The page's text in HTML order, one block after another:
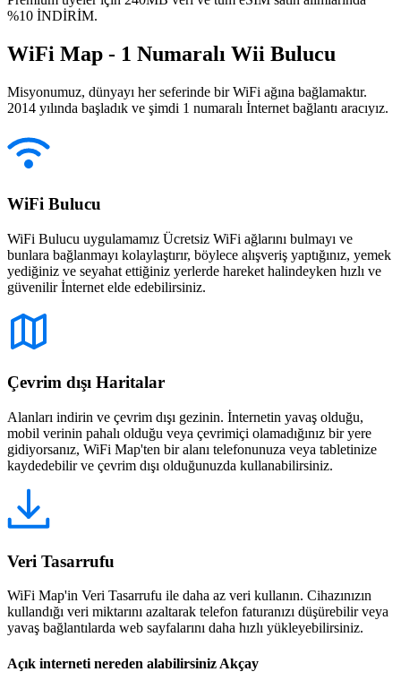
%10 İNDİRİM.
WiFi Map - 1 Numaralı Wii Bulucu
Misyonumuz, dünyayı her seferinde bir WiFi ağına bağlamaktır.
2014 yılında başladık ve şimdi 1 numaralı İnternet bağlantı aracıyız.
WiFi Bulucu
WiFi Bulucu uygulamamız Ücretsiz WiFi ağlarını bulmayı ve
bunlara bağlanmayı kolaylaştırır, böylece alışveriş yaptığınız, yemek
yediğiniz ve seyahat ettiğiniz yerlerde hareket halindeyken hızlı ve
güvenilir İnternet elde edebilirsiniz.
Çevrim dışı Haritalar
Alanları indirin ve çevrim dışı gezinin. İnternetin yavaş olduğu,
mobil verinin pahalı olduğu veya çevrimiçi olamadığınız bir yere
gidiyorsanız, WiFi Map'ten bir alanı telefonunuza veya tabletinize
kaydedebilir ve çevrim dışı olduğunuzda kullanabilirsiniz.
Veri Tasarrufu
WiFi Map'in Veri Tasarrufu ile daha az veri kullanın. Cihazınızın
kullandığı veri miktarını azaltarak telefon faturanızı düşürebilir veya
yavaş bağlantılarda web sayfalarını daha hızlı yükleyebilirsiniz.
Açık interneti nereden alabilirsiniz Akçay